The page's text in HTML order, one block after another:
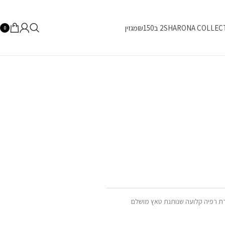
SHARONA2 ב₪150 מגזין 0
רפיה קלועה שנותנת טאץ מושלם